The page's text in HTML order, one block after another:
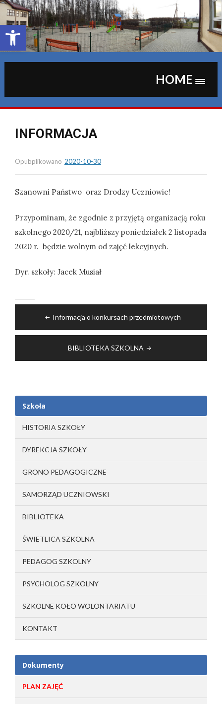
Otwórz pasek narzędzi
Skip
to
content
HOME
INFORMACJA
Opubplikowano 2020-10-30
Szanowni Państwo oraz Drodzy Uczniowie!
Przypominam, że zgodnie z przyjętą organizacją roku
szkolnego 2020/21, najbliższy poniedziałek 2 listopada
2020 r. będzie wolnym od zajęć lekcyjnych.
Dyr. szkoły: Jacek Musiał
wpisu
Informacja o konkursach przedmiotowych
BIBLIOTEKA SZKOLNA
Szkoła
HISTORIA SZKOŁY
DYREKCJA SZKOŁY
GRONO PEDAGOGICZNE
SAMORZĄD UCZNIOWSKI
BIBLIOTEKA
ŚWIETLICA SZKOLNA
PEDAGOG SZKOLNY
PSYCHOLOG SZKOLNY
SZKOLNE KOŁO WOLONTARIATU
KONTAKT
Dokumenty
PLAN ZAJĘĆ